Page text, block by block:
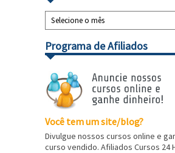
Programa de Afiliados
Você tem um site/blog?
Divulgue nossos cursos online e
curso vendido. Afiliados Cursos 24